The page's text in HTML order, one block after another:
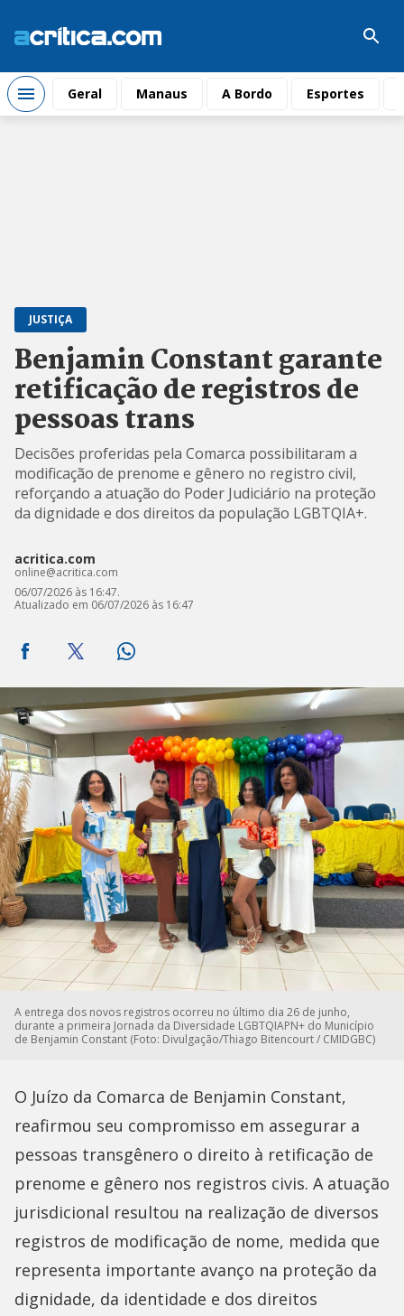
Geral Manaus A Bordo Esportes
JUSTIÇA
Benjamin Constant garante
retificação de registros de
pessoas trans
Decisões proferidas pela Comarca possibilitaram a
modificação de prenome e gênero no registro civil,
reforçando a atuação do Poder Judiciário na proteção
da dignidade e dos direitos da população LGBTQIA+.
acritica.com
online@acritica.com
06/07/2026 às 16:47.
Atualizado em 06/07/2026 às 16:47
A entrega dos novos registros ocorreu no último dia 26 de junho,
durante a primeira Jornada da Diversidade LGBTQIAPN+ do Município
de Benjamin Constant (Foto: Divulgação/Thiago Bitencourt / CMIDGBC)
O Juízo da Comarca de Benjamin Constant,
reafirmou seu compromisso em assegurar a
pessoas transgênero o direito à retificação de
prenome e gênero nos registros civis. A atuação
jurisdicional resultou na realização de diversos
registros de modificação de nome, medida que
representa importante avanço na proteção da
dignidade, da identidade e dos direitos